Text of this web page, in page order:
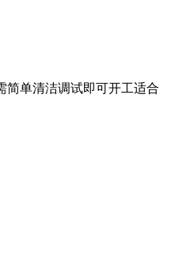
简单清洁调试即可开工适合